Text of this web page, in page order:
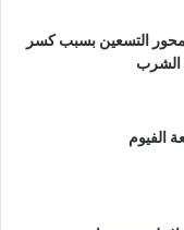
التسعين بسبب كسر
الشرب
الفيوم